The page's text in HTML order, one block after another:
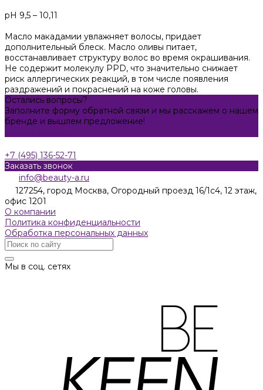
pH 9,5 – 10,11
Масло макадамии увлажняет волосы, придает
дополнительный блеск. Масло оливы питает,
восстанавливает структуру волос во время окрашивания.
Не содержит молекулу PPD, что значительно снижает
риск аллергических реакций, в том числе появления
раздражений и покраснений на коже головы.
Остались вопросы?
Заполните форму обратной связи и мы расскажем о нашем
бренде и вышлем предложение!
+7 (495) 136-52-71
Заказать звонок
info@beauty-a.ru
127254, город Москва, Огородный проезд 16/1с4, 12 этаж,
офис 1201
О компании
Политика конфиденциальности
Обработка персональных данных
Мы в соц. сетях